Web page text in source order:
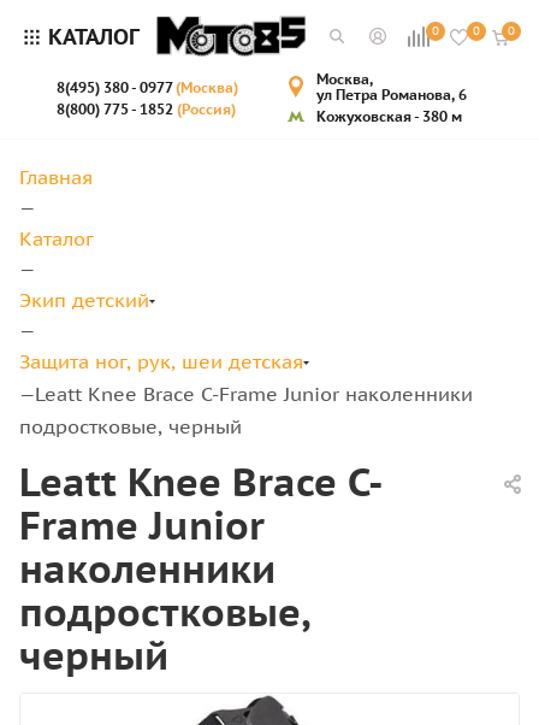
КАТАЛОГ 0 0 0
8(495) 380 - 0977(Москва)
8(800) 775 - 1852 (Россия)
Москва,
ул Петра Романова, 6
Кожуховская - 380 м
Главная
—
Каталог
—
Экип детский
—
Защита ног, рук, шеи детская
—Leatt Knee Brace C-Frame Junior наколенники
подростковые, черный
Leatt Knee Brace C-
Frame Junior
наколенники
подростковые,
черный